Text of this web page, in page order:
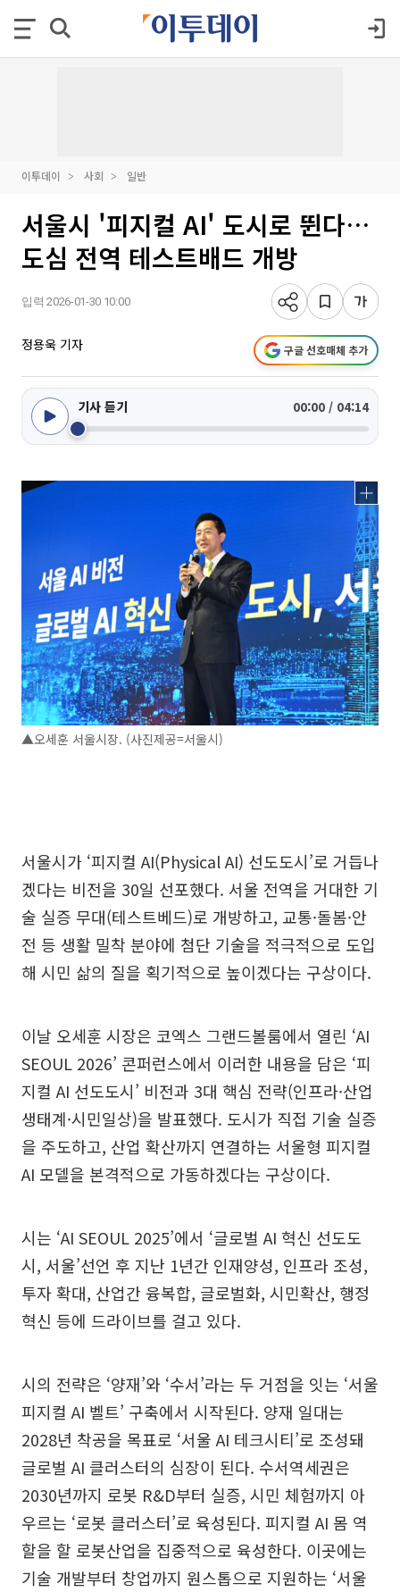
이투데이 사회 일반
서울시 '피지컬 AI' 도시로 뛴다…
도심 전역 테스트배드 개방
입력 2026-01-30 10:00
정용욱 기자 구글 선호매체 추가
기사 듣기 00:00 / 04:14
▲오세훈 서울시장. (사진제공=서울시)
서울시가 ‘피지컬 AI(Physical AI) 선도도시’로 거듭나
겠다는 비전을 30일 선포했다. 서울 전역을 거대한 기
술 실증 무대(테스트베드)로 개방하고, 교통·돌봄·안
전 등 생활 밀착 분야에 첨단 기술을 적극적으로 도입
해 시민 삶의 질을 획기적으로 높이겠다는 구상이다.
이날 오세훈 시장은 코엑스 그랜드볼룸에서 열린 ‘AI
SEOUL 2026’ 콘퍼런스에서 이러한 내용을 담은 ‘피
지컬 AI 선도도시’ 비전과 3대 핵심 전략(인프라·산업
생태계·시민일상)을 발표했다. 도시가 직접 기술 실증
을 주도하고, 산업 확산까지 연결하는 서울형 피지컬
AI 모델을 본격적으로 가동하겠다는 구상이다.
시는 ‘AI SEOUL 2025’에서 ‘글로벌 AI 혁신 선도도
시, 서울’선언 후 지난 1년간 인재양성, 인프라 조성,
투자 확대, 산업간 융복합, 글로벌화, 시민확산, 행정
혁신 등에 드라이브를 걸고 있다.
시의 전략은 ‘양재’와 ‘수서’라는 두 거점을 잇는 ‘서울
피지컬 AI 벨트’ 구축에서 시작된다. 양재 일대는
2028년 착공을 목표로 ‘서울 AI 테크시티’로 조성돼
글로벌 AI 클러스터의 심장이 된다. 수서역세권은
2030년까지 로봇 R&D부터 실증, 시민 체험까지 아
우르는 ‘로봇 클러스터’로 육성된다. 피지컬 AI 몸 역
할을 할 로봇산업을 집중적으로 육성한다. 이곳에는
기술 개발부터 창업까지 원스톱으로 지원하는 ‘서울